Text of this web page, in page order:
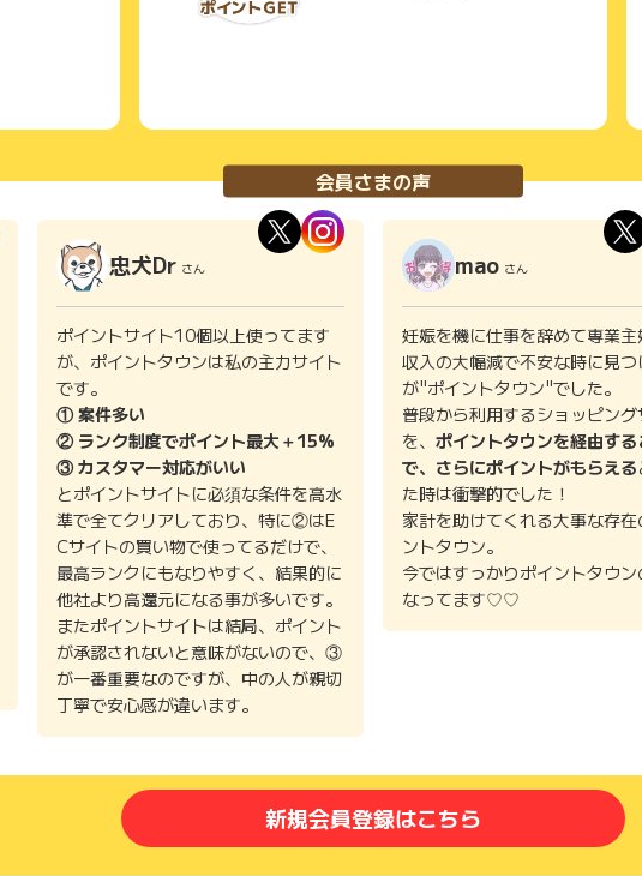
会員さまの声
忠犬Dr さん
ポイントサイト10個以上使ってます
が、ポイントタウンは私の主力サイト
です。
① 案件多い
② ランク制度でポイント最大＋15%
③ カスタマー対応がいい
とポイントサイトに必須な条件を高水
準で全てクリアしており、特に②はE
Cサイトの買い物で使ってるだけで、
最高ランクにもなりやすく、結果的に
他社より高還元になる事が多いです。
またポイントサイトは結局、ポイント
が承認されないと意味がないので、③
が一番重要なのですが、中の人が親切
丁寧で安心感が違います。
mao さん
妊娠を機に仕事を辞めて専業
収入の大幅減で不安な時に見
が"ポイントタウン"でした。
普段から利用するショッピン
を、 ポイントタウンを経由する
で、さらにポイントがもらえる
た時は衝撃的でした！
家計を助けてくれる大事な存
ントタウン。
今ではすっかりポイントタウ
なってます♡♡
新規会員登録はこちら